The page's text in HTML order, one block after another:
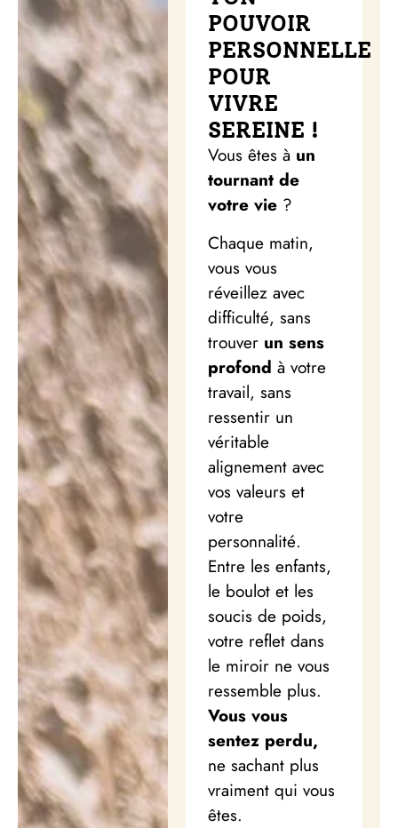
POUVOIR
PERSONNELLE
POUR
VIVRE
SEREINE !
Vous êtes à un
tournant de
votre vie ?
Chaque matin,
vous vous
réveillez avec
difficulté, sans
trouver un sens
profond à votre
travail, sans
ressentir un
véritable
alignement avec
vos valeurs et
votre
personnalité.
Entre les enfants,
le boulot et les
soucis de poids,
votre reflet dans
le miroir ne vous
ressemble plus.
Vous vous
sentez perdu,
ne sachant plus
vraiment qui vous
êtes.